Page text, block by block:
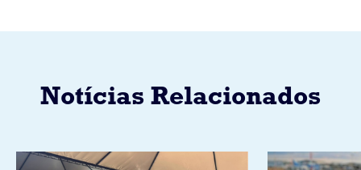
Notícias Relacionados